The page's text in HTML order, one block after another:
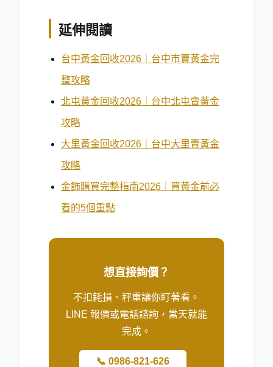
延伸閱讀
台中黃金回收2026｜台中市賣黃金完
整攻略
北屯黃金回收2026｜台中北屯賣黃金
攻略
大里黃金回收2026｜台中大里賣黃金
攻略
金飾購買完整指南2026｜買黃金前必
看的5個重點
想直接詢價？
不扣耗損、秤重讓你盯著看。
LINE 報價或電話諮詢，當天就能
完成。
📞 0986-821-626